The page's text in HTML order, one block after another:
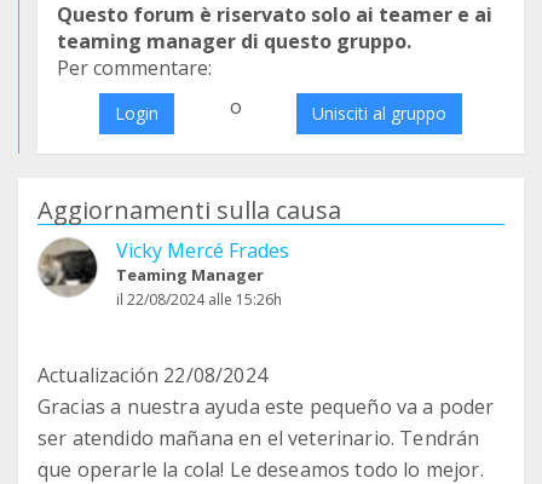
Questo forum è riservato solo ai teamer e ai
teaming manager di questo gruppo.
Per commentare:
Login o Unisciti al gruppo
Aggiornamenti sulla causa
Vicky Mercé Frades
Teaming Manager
il 22/08/2024 alle 15:26h
Actualización 22/08/2024
Gracias a nuestra ayuda este pequeño va a poder
ser atendido mañana en el veterinario. Tendrán
que operarle la cola! Le deseamos todo lo mejor.